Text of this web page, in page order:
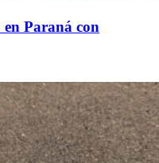
Paraná con